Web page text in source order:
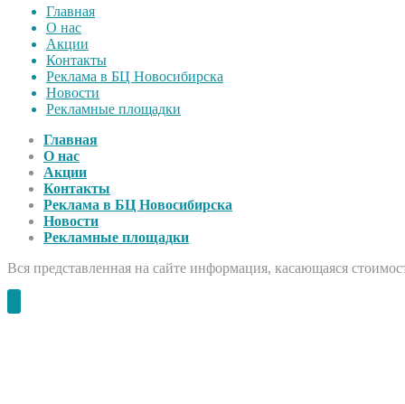
Главная
О нас
Акции
Контакты
Реклама в БЦ Новосибирска
Новости
Рекламные площадки
Главная
О нас
Акции
Контакты
Реклама в БЦ Новосибирска
Новости
Рекламные площадки
Вся представленная на сайте информация, касающаяся